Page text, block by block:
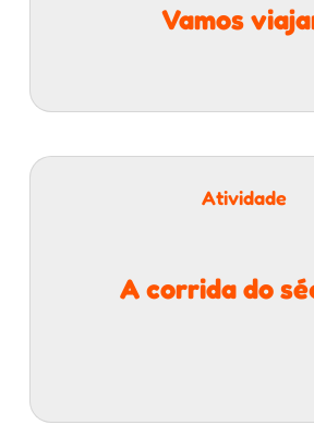
Vamos
Atividade
A corrida do